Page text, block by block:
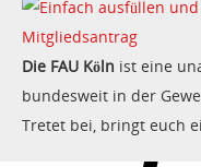
Die FAU Köln ist eine
bundesweit in der
Tretet bei, bringt euch